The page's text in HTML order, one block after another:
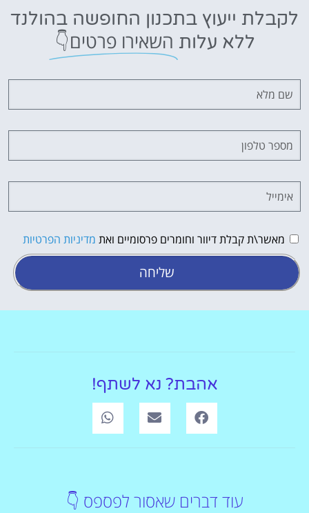
לקבלת ייעוץ בתכנון החופשה בהולנד
ללא עלות השאירו פרטים👇
מאשר\ת קבלת דיוור וחומרים פרסומיים ואת מדיניות הפרטיות
שליחה
אהבת? נא לשתף!
עוד דברים שאסור לפספס 👇